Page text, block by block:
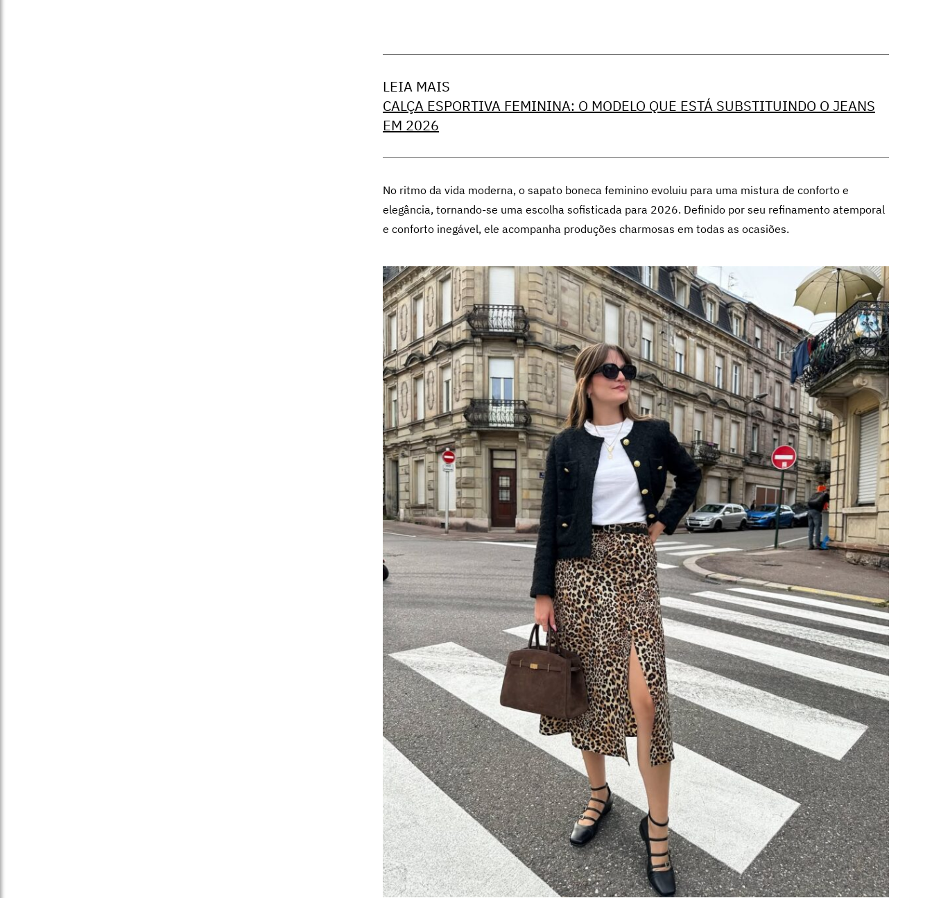
LEIA MAIS
CALÇA ESPORTIVA FEMININA: O MODELO QUE ESTÁ SUBSTITUINDO O JEANS
EM 2026
No ritmo da vida moderna, o sapato boneca feminino evoluiu para uma mistura de conforto e
elegância, tornando-se uma escolha sofisticada para 2026. Definido por seu refinamento atemporal
e conforto inegável, ele acompanha produções charmosas em todas as ocasiões.